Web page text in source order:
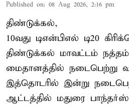
Published on: 08 Aug 2026, 2:16 pm
திண்டுக்கல்,
10வது டிஎன்பிஎல் டி20
திண்டுக்கல் மாவட்டம்
மைதானத்தில் நடைபெற்று
இத்தொடரில் இன்று
ஆட்டத்தில் மதுரை